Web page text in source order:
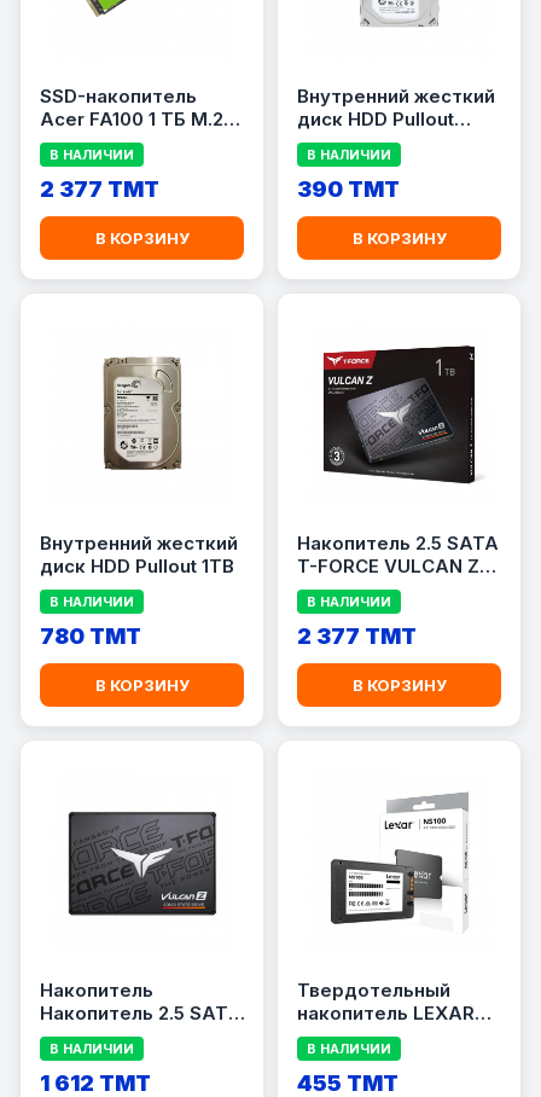
SSD-накопитель
Acer FA100 1 ТБ M.2
2280 NVMe PCIe 3.0
x4В НАЛИЧИИ
2 377 TMT
В КОРЗИНУ
Внутренний жесткий
диск HDD Pullout
500GB
В НАЛИЧИИ
390 TMT
В КОРЗИНУ
Внутренний жесткий
диск HDD Pullout 1TB
В НАЛИЧИИ
780 TMT
В КОРЗИНУ
Hакопитель 2.5 SATA
T-FORCE VULCAN Z
GAMING SSD 1TB
В НАЛИЧИИ
2 377 TMT
В КОРЗИНУ
Hакопитель
Hакопитель 2.5 SATA
T-FORCE VULCAN Z
GAMING SSD 512 GB
В НАЛИЧИИ
1 612 TMT
Твердотельный
накопитель LEXAR
NS100 128 ГБ
В НАЛИЧИИ
455 TMT